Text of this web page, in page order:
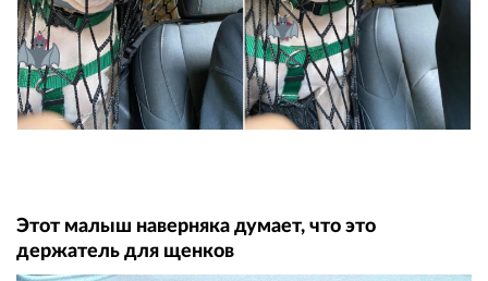
Этот малыш наверняка думает, что это
держатель для щенков